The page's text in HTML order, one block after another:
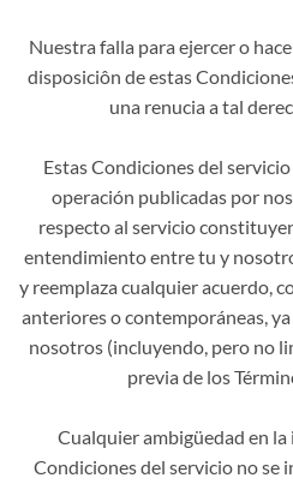
Nuestra falla para ejercer o
disposiciôn de estas
una renucia a tal
Estas Condiciones del
operación publicadas por
respecto al servicio
entendimiento entre tu y
y reemplaza cualquier acuerdo,
anteriores o contemporáneas,
nosotros (incluyendo, pero no
previa de los
Cualquier ambigüedad en
Condiciones del servicio no se